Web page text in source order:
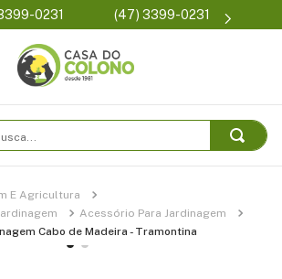
0231 (47) 3399-0231
E Agricultura
Acessório Para Jardinagem
Cabo de Madeira - Tramontina